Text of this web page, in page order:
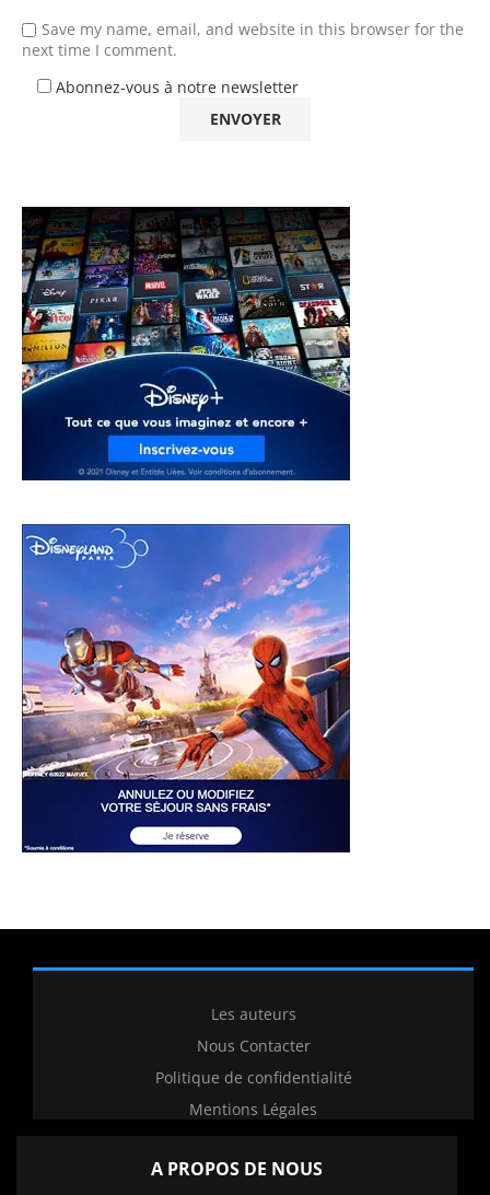
Save my name, email, and website in this browser for the
next time I comment.
Abonnez-vous à notre newsletter
Les auteurs
Nous Contacter
Politique de confidentialité
Mentions Légales
A PROPOS DE NOUS